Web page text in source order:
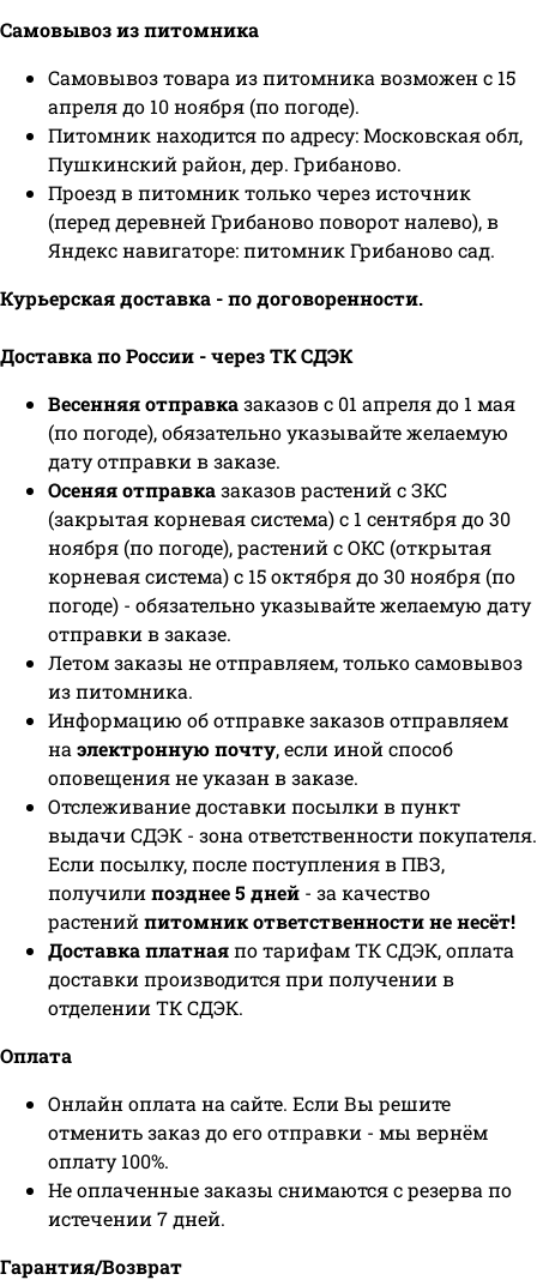
Самовывоз из питомника
Самовывоз товара из питомника возможен с 15
апреля до 10 ноября (по погоде).
Питомник находится по адресу: Московская обл,
Пушкинский район, дер. Грибаново.
Проезд в питомник только через источник
(перед деревней Грибаново поворот налево), в
Яндекс навигаторе: питомник Грибаново сад.
Курьерская доставка - по договоренности.
Доставка по России - через ТК СДЭК
Весенняя отправказаказов с 01 апреля до 1 мая
(по погоде), обязательно указывайте желаемую
дату отправки в заказе.
Осеняя отправказаказов растений с ЗКС
(закрытая корневая система) с 1 сентября до 30
ноября (по погоде), растений с ОКС (открытая
корневая система) с 15 октября до 30 ноября (по
погоде) - обязательно указывайте желаемую дату
отправки в заказе.
Летом заказы не отправляем, только самовывоз
из питомника.
Информацию об отправке заказов отправляем
на электронную почту, если иной способ
оповещения не указан в заказе.
Отслеживание доставки посылки в пункт
выдачи СДЭК - зона ответственности покупателя.
Если посылку, после поступления в ПВЗ,
получили позднее 5 дней - за качество
растений питомник ответственности не несёт!
Доставка платнаяпо тарифам ТК СДЭК, оплата
доставки производится при получении в
отделении ТК СДЭК.
Оплата
Онлайн оплата на сайте. Если Вы решите
отменить заказ до его отправки - мы вернём
оплату 100%.
Не оплаченные заказы снимаются с резерва по
истечении 7 дней.
Гарантия/Возврат